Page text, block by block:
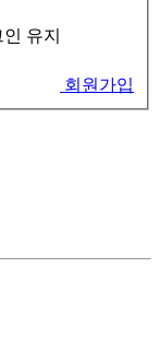
유지
회원가입